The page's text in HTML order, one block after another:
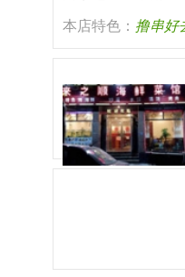
本店特色： 撸串好